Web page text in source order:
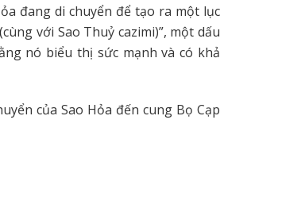
đang di chuyển để tạo ra một lục
với Sao Thuỷ cazimi)”, một dấu
nó biểu thị sức mạnh và có khả
của Sao Hỏa đến cung Bọ Cạp